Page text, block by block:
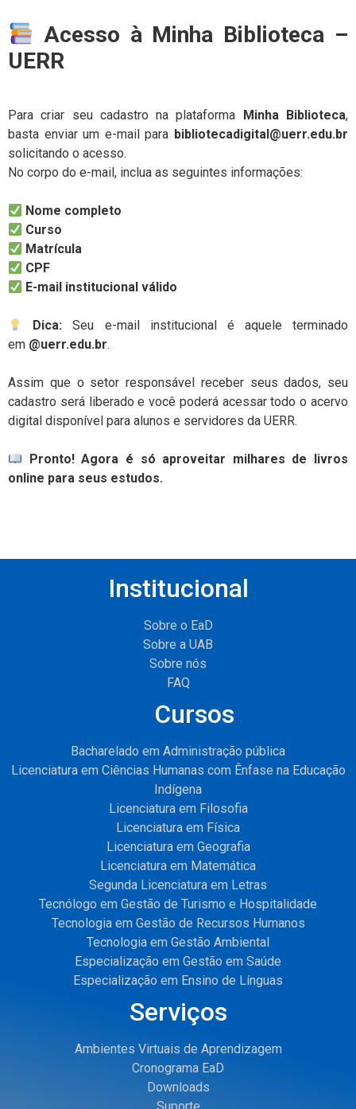
Acesso à Minha Biblioteca –
UERR
Para criar seu cadastro na plataforma Minha Biblioteca,
basta enviar um e-mail para bibliotecadigital@uerr.edu.br
solicitando o acesso.
No corpo do e-mail, inclua as seguintes informações:
Nome completo
Curso
Matrícula
CPF
E-mail institucional válido
Dica: Seu e-mail institucional é aquele terminado
em @uerr.edu.br.
Assim que o setor responsável receber seus dados, seu
cadastro será liberado e você poderá acessar todo o acervo
digital disponível para alunos e servidores da UERR.
Pronto! Agora é só aproveitar milhares de livros
online para seus estudos.
Institucional
Sobre o EaD
Sobre a UAB
Sobre nós
FAQ
Cursos
Bacharelado em Administração pública
Licenciatura em Ciências Humanas com Ênfase na Educação
Indígena
Licenciatura em Filosofia
Licenciatura em Física
Licenciatura em Geografia
Licenciatura em Matemática
Segunda Licenciatura em Letras
Tecnólogo em Gestão de Turismo e Hospitalidade
Tecnologia em Gestão de Recursos Humanos
Tecnologia em Gestão Ambiental
Especialização em Gestão em Saúde
Especialização em Ensino de Línguas
Serviços
Ambientes Virtuais de Aprendizagem
Cronograma EaD
Downloads